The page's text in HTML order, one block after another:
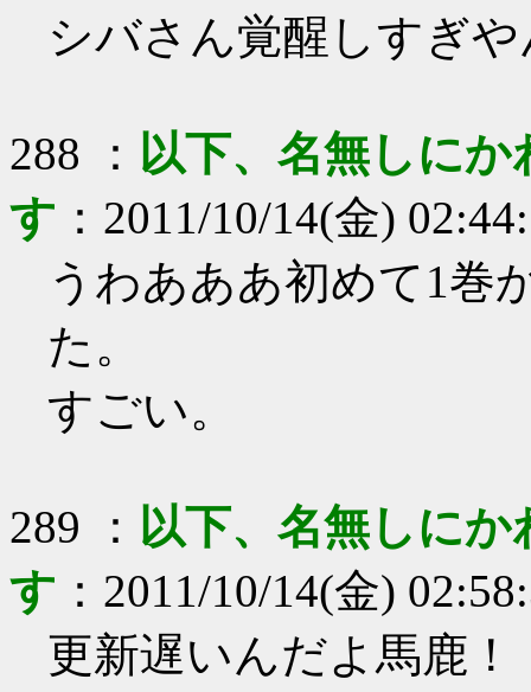
シバさん覚醒しすぎ
288 ： 以下、名無しに
す ： 2011/10/14(金)
うわあああ初めて1巻
た。
すごい。
289 ： 以下、名無しに
す ： 2011/10/14(金)
更新遅いんだよ馬鹿！